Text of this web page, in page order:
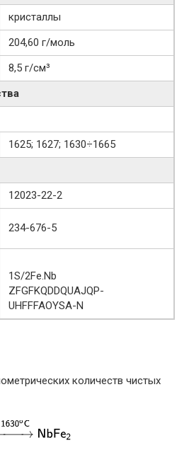
кристаллы
204,60 г/моль
8,5 г/см³
1625; 1627; 1630÷1665
12023-22-2
234-676-5
1S/2Fe.Nb
ZFGFKQDDQUAJQP-
UHFFFAOYSA-N
количеств чистых